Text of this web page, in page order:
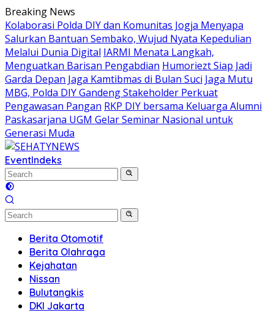
Skip
to
content
Breaking News
Kolaborasi Polda DIY dan Komunitas Jogja Menyapa
Salurkan Bantuan Sembako, Wujud Nyata Kepedulian
Melalui Dunia Digital IARMI Menata Langkah,
Menguatkan Barisan Pengabdian Humoriezt Siap Jadi
Garda Depan Jaga Kamtibmas di Bulan Suci Jaga Mutu
MBG, Polda DIY Gandeng Stakeholder Perkuat
Pengawasan Pangan RKP DIY bersama Keluarga Alumni
Paskasarjana UGM Gelar Seminar Nasional untuk
Generasi Muda
EventIndeks
Berita Otomotif
Berita Olahraga
Kejahatan
Nissan
Bulutangkis
DKI Jakarta